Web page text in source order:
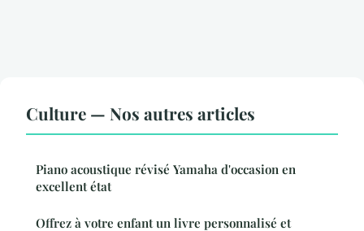
Culture — Nos autres articles
Piano acoustique révisé Yamaha d'occasion en
excellent état
Offrez à votre enfant un livre personnalisé et